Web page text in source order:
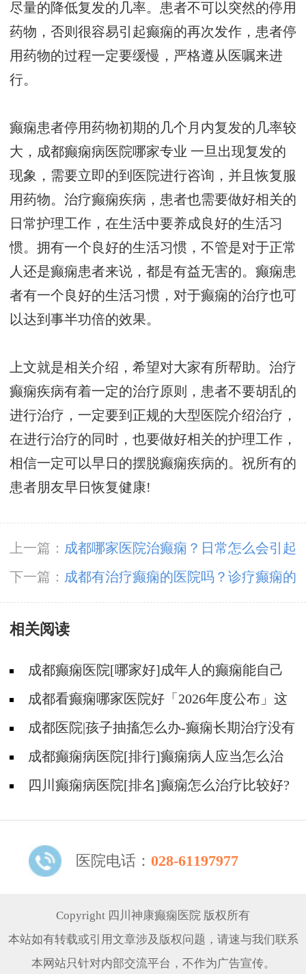
尽量的降低复发的几率。患者不可以突然的停用
药物，否则很容易引起癫痫的再次发作，患者停
用药物的过程一定要缓慢，严格遵从医嘱来进
行。
癫痫患者停用药物初期的几个月内复发的几率较
大， 成都癫痫病医院哪家专业 一旦出现复发的
现象，需要立即的到医院进行咨询，并且恢复服
用药物。治疗癫痫疾病，患者也需要做好相关的
日常护理工作，在生活中要养成良好的生活习
惯。拥有一个良好的生活习惯，不管是对于正常
人还是癫痫患者来说，都是有益无害的。癫痫患
者有一个良好的生活习惯，对于癫痫的治疗也可
以达到事半功倍的效果。
上文就是相关介绍，希望对大家有所帮助。治疗
癫痫疾病有着一定的治疗原则，患者不要胡乱的
进行治疗，一定要到正规的大型医院介绍治疗，
在进行治疗的同时，也要做好相关的护理工作，
相信一定可以早日的摆脱癫痫疾病的。祝所有的
患者朋友早日恢复健康!
上一篇： 成都哪家医院治癫痫？日常怎么会引起
癫痫发作？
下一篇： 成都有治疗癫痫的医院吗？诊疗癫痫的
方式哪个成果不错呢？
相关阅读
成都癫痫医院[哪家好]成年人的癫痫能自己
恢复吗?
成都看癫痫哪家医院好「2026年度公布」这
些行为能有效减少癫痫带来的智力损伤
成都医院|孩子抽搐怎么办-癫痫长期治疗没有
效果怎么办?
成都癫痫病医院[排行]癫痫病人应当怎么治
疗? 四川癫痫病医院[排名]癫痫怎么治疗比较好?
医院电话： 028-61197977
Copyright 四川神康癫痫医院 版权所有
本站如有转载或引用文章涉及版权问题，请速与我们联系
本网站只针对内部交流平台，不作为广告宣传。